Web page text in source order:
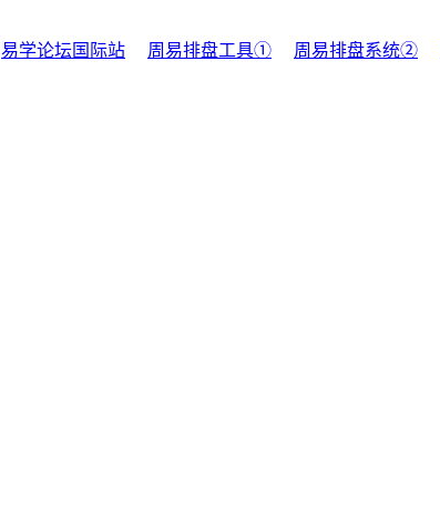
易学论坛国际站 周易排盘工具① 周易排盘系统②